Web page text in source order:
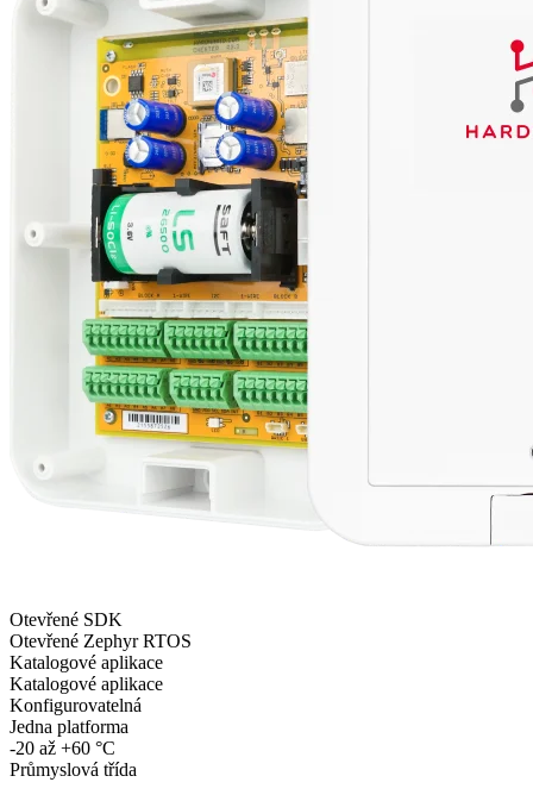
Otevřené SDK
Otevřené Zephyr RTOS
Katalogové aplikace
Katalogové aplikace
Konfigurovatelná
Jedna platforma
-20 až +60 °C
Průmyslová třída